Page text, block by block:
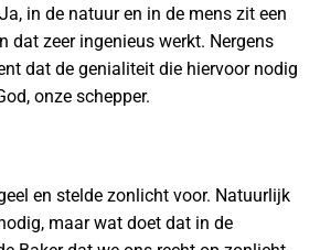
in de natuur en in de mens zit een
dat zeer ingenieus werkt. Nergens
dat de genialiteit die hiervoor nodig
onze schepper.
en stelde zonlicht voor. Natuurlijk
maar wat doet dat in de